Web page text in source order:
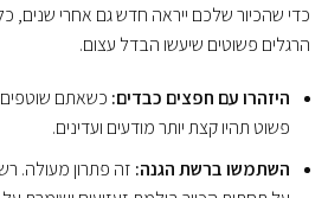
כדי שהכיור שלכם ייראה חדש גם אחרי
הרגלים פשוטים שיעשו הבדל עצום.
היזהרו עם חפצים כבדים: כשאתם שוטפים
פשוט תהיו קצת יותר מודעים ועדינים.
השתמשו ברשת הגנה: זה פתרון מעולה.